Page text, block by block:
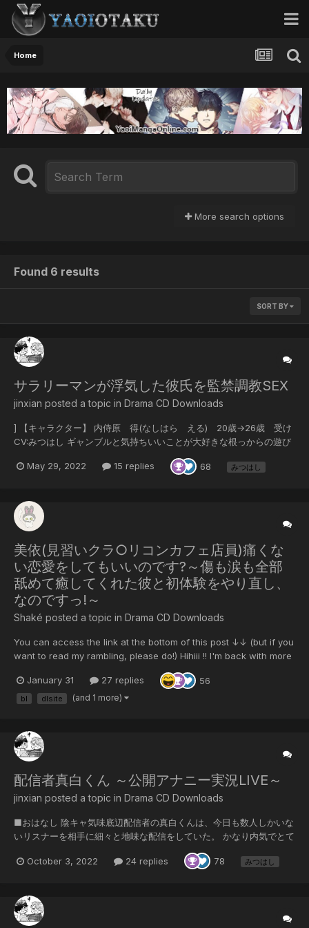
Home
More search options
Found 6 results
SORT BY
サラリーマンが浮気した彼氏を監禁調教SEX
jinxian posted a topic in Drama CD Downloads
] 【キャラクター】 内侍原 得(なしはら える) 20歳→26歳 受け
CV:みつはし ギャンブルと気持ちいいことが大好きな根っからの遊び
穆に助けられる。 真面目な穆に一目惚れしてから彼のことが大好きだ
CV:水森慎二 証券会社に勤務するサラリーマン。 得を助けたことがき
っかけで彼と関係を持ち、そのまま得が押しかけるかたちで同棲を...
May 29, 2022 15 replies 68 みつはし
美依(見習いクラ○リコンカフェ店員)痛くな
い恋愛をしてもいいのです?～傷も涙も全部
舐めて癒してくれた彼と初体験をやり直し、
なのですっ!～
Shaké posted a topic in Drama CD Downloads
You can access the link at the bottom of this post ↓↓ (but if you
want to read my rambling, please do!) Hihiii !! I'm back with more
wanted to listen to (I also did too not gonna lie)! In this work, the
voice actor...
January 31 27 replies 56
bl dlsite (and 1 more)
配信者真白くん ～公開アナニー実況LIVE～
jinxian posted a topic in Drama CD Downloads
■おはなし 陰キャ気味底辺配信者の真白くんは、今日も数人しかいな
いリスナーを相手に細々と地味な配信をしていた。 かなり内気でとて
のか、いまだによくわからない。 ところが配信中に、とあるリスナー
(@snd_bl) ■特典 みつはし様、収録後フリートーク音源(7分57秒)
Mitsuhashi sensei's new track ♥ ♥...
October 3, 2022 24 replies 78 みつはし